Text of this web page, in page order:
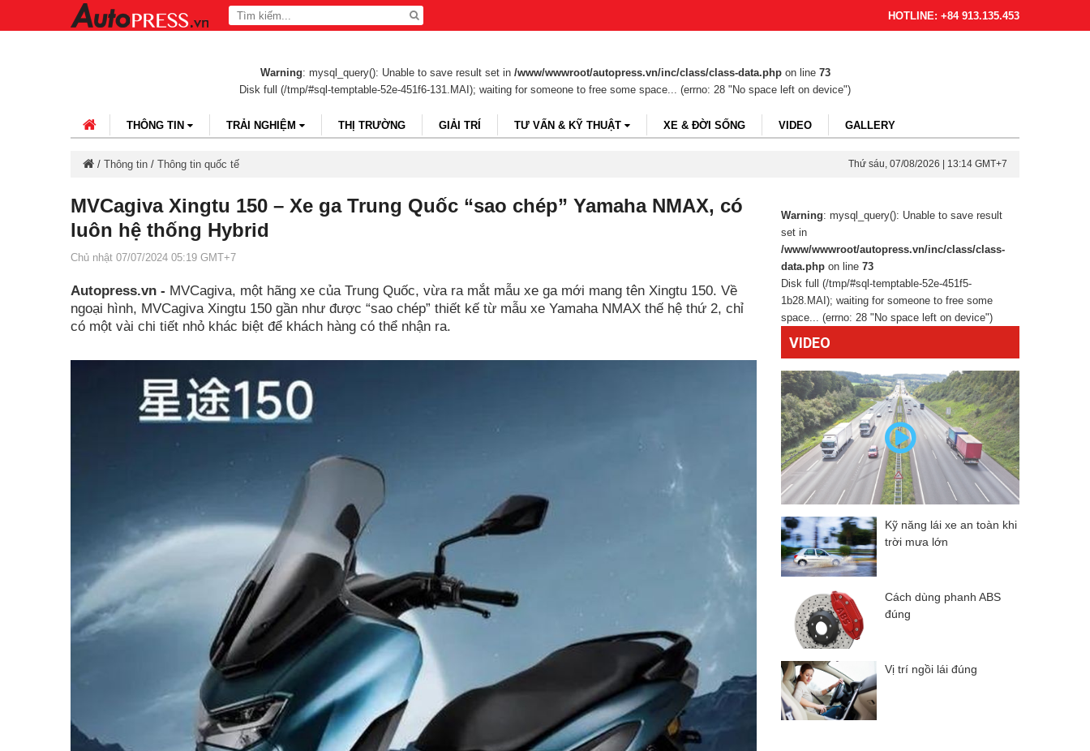
HOTLINE: +84 913.135.453
Warning: mysql_query(): Unable to save result set in /www/wwwroot/autopress.vn/inc/class/class-data.phpon line 73
Disk full (/tmp/#sql-temptable-52e-451f6-131.MAI); waiting for someone to free some space... (errno: 28 "No space left on device")
THÔNG TIN TRẢI NGHIỆM THỊ TRƯỜNG GIẢI TRÍ TƯ VẤN & KỸ THUẬT XE & ĐỜI SỐNG VIDEO GALLERY
Thứ sáu, 07/08/2026 | 13:14 GMT+7
/ Thông tin / Thông tin quốc tế
MVCagiva Xingtu 150 – Xe ga Trung Quốc “sao chép” Yamaha NMAX, có
luôn hệ thống Hybrid
Chủ nhật 07/07/2024 05:19 GMT+7
Autopress.vn - MVCagiva, một hãng xe của Trung Quốc, vừa ra mắt mẫu xe ga mới mang tên Xingtu 150. Về
ngoại hình, MVCagiva Xingtu 150 gần như được “sao chép” thiết kế từ mẫu xe Yamaha NMAX thế hệ thứ 2, chỉ
có một vài chi tiết nhỏ khác biệt để khách hàng có thể nhận ra.
Warning: mysql_query(): Unable to save result
set in
/www/wwwroot/autopress.vn/inc/class/class-
data.php on line 73
Disk full (/tmp/#sql-temptable-52e-451f5-
1b28.MAI); waiting for someone to free some
space... (errno: 28 "No space left on device")
VIDEO
Kỹ năng lái xe an toàn khi
trời mưa lớn
Cách dùng phanh ABS
đúng
Vị trí ngồi lái đúng